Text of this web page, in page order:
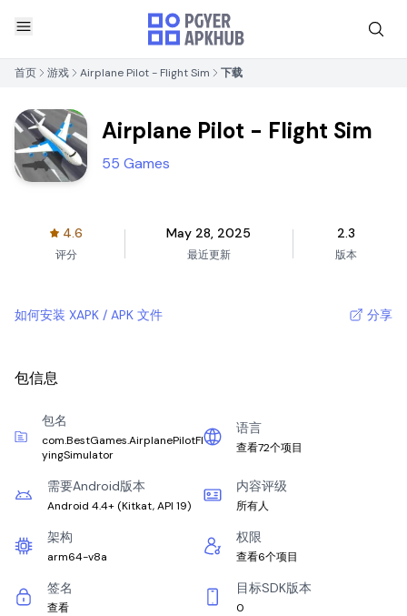
首页 游戏 Airplane Pilot - Flight Sim 下载
Airplane Pilot - Flight Sim
55 Games
4.6
评分
May 28, 2025
最近更新
2.3
版本
如何安装 XAPK / APK 文件 分享
包信息
包名
com.BestGames.AirplanePilotFl
yingSimulator
语言
查看72个项目
需要Android版本
Android 4.4+ (Kitkat, API 19)
内容评级
所有人
架构
arm64-v8a
权限
查看6个项目
签名
查看
目标SDK版本
0